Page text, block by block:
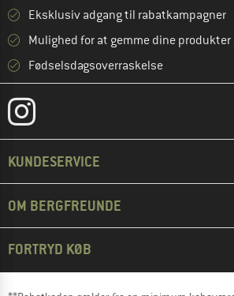
Eksklusiv adgang til rabatkampagner
Mulighed for at gemme dine
Fødselsdagsoverraskelse
KUNDESERVICE
OM BERGFREUNDE
FORTRYD KØB